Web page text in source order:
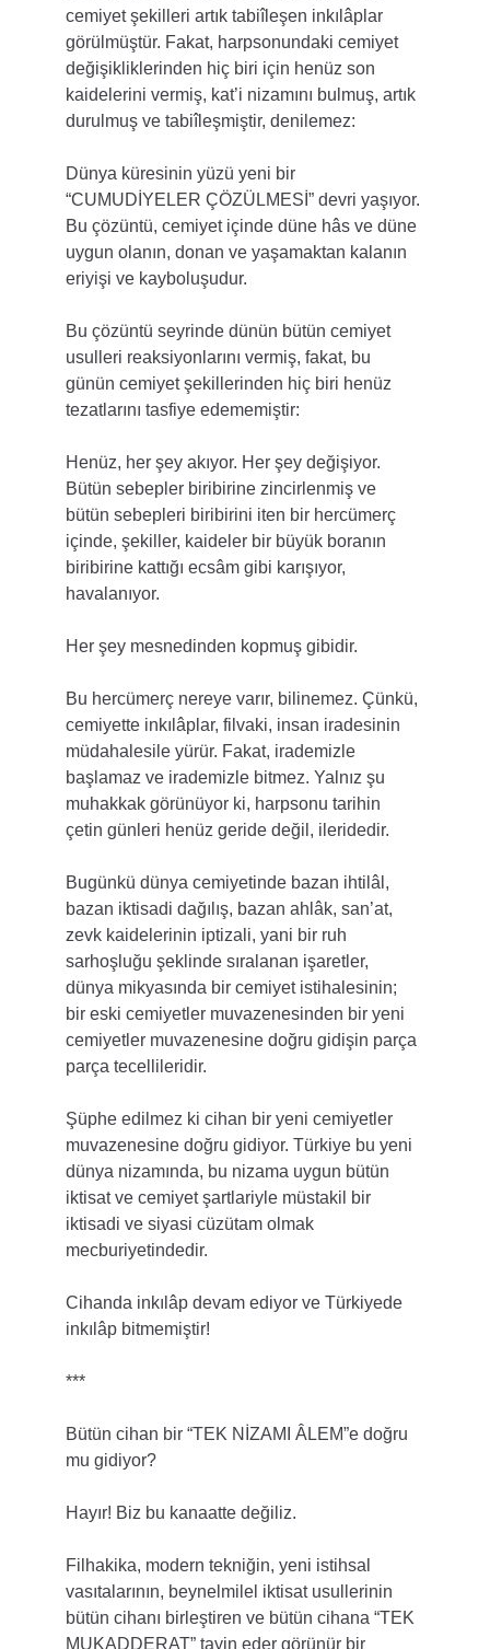
cemiyet şekilleri artık tabiîleşen inkılâplar
görülmüştür. Fakat, harpsonundaki cemiyet
değişikliklerinden hiç biri için henüz son
kaidelerini vermiş, kat’i nizamını bulmuş, artık
durulmuş ve tabiîleşmiştir, denilemez:
Dünya küresinin yüzü yeni bir
“CUMUDİYELER ÇÖZÜLMESİ” devri yaşıyor.
Bu çözüntü, cemiyet içinde düne hâs ve düne
uygun olanın, donan ve yaşamaktan kalanın
eriyişi ve kayboluşudur.
Bu çözüntü seyrinde dünün bütün cemiyet
usulleri reaksiyonlarını vermiş, fakat, bu
günün cemiyet şekillerinden hiç biri henüz
tezatlarını tasfiye edememiştir:
Henüz, her şey akıyor. Her şey değişiyor.
Bütün sebepler biribirine zincirlenmiş ve
bütün sebepleri biribirini iten bir hercümerç
içinde, şekiller, kaideler bir büyük boranın
biribirine kattığı ecsâm gibi karışıyor,
havalanıyor.
Her şey mesnedinden kopmuş gibidir.
Bu hercümerç nereye varır, bilinemez. Çünkü,
cemiyette inkılâplar, filvaki, insan iradesinin
müdahalesile yürür. Fakat, irademizle
başlamaz ve irademizle bitmez. Yalnız şu
muhakkak görünüyor ki, harpsonu tarihin
çetin günleri henüz geride değil, ileridedir.
Bugünkü dünya cemiyetinde bazan ihtilâl,
bazan iktisadi dağılış, bazan ahlâk, san’at,
zevk kaidelerinin iptizali, yani bir ruh
sarhoşluğu şeklinde sıralanan işaretler,
dünya mikyasında bir cemiyet istihalesinin;
bir eski cemiyetler muvazenesinden bir yeni
cemiyetler muvazenesine doğru gidişin parça
parça tecellileridir.
Şüphe edilmez ki cihan bir yeni cemiyetler
muvazenesine doğru gidiyor. Türkiye bu yeni
dünya nizamında, bu nizama uygun bütün
iktisat ve cemiyet şartlariyle müstakil bir
iktisadi ve siyasi cüzütam olmak
mecburiyetindedir.
Cihanda inkılâp devam ediyor ve Türkiyede
inkılâp bitmemiştir!
***
Bütün cihan bir “TEK NİZAMI ÂLEM”e doğru
mu gidiyor?
Hayır! Biz bu kanaatte değiliz.
Filhakika, modern tekniğin, yeni istihsal
vasıtalarının, beynelmilel iktisat usullerinin
bütün cihanı birleştiren ve bütün cihana “TEK
MUKADDERAT” tayin eder görünür bir